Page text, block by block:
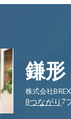
鎌
株式会社
8つながり 7